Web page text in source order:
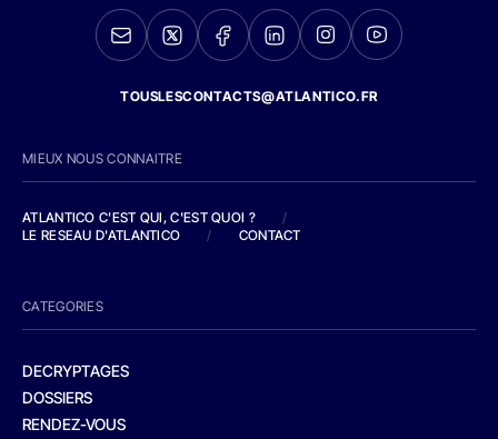
TOUSLESCONTACTS@ATLANTICO.FR
MIEUX NOUS CONNAITRE
ATLANTICO C'EST QUI, C'EST QUOI ?
/
LE RESEAU D'ATLANTICO
/ CONTACT
CATEGORIES
DECRYPTAGES
DOSSIERS
RENDEZ-VOUS